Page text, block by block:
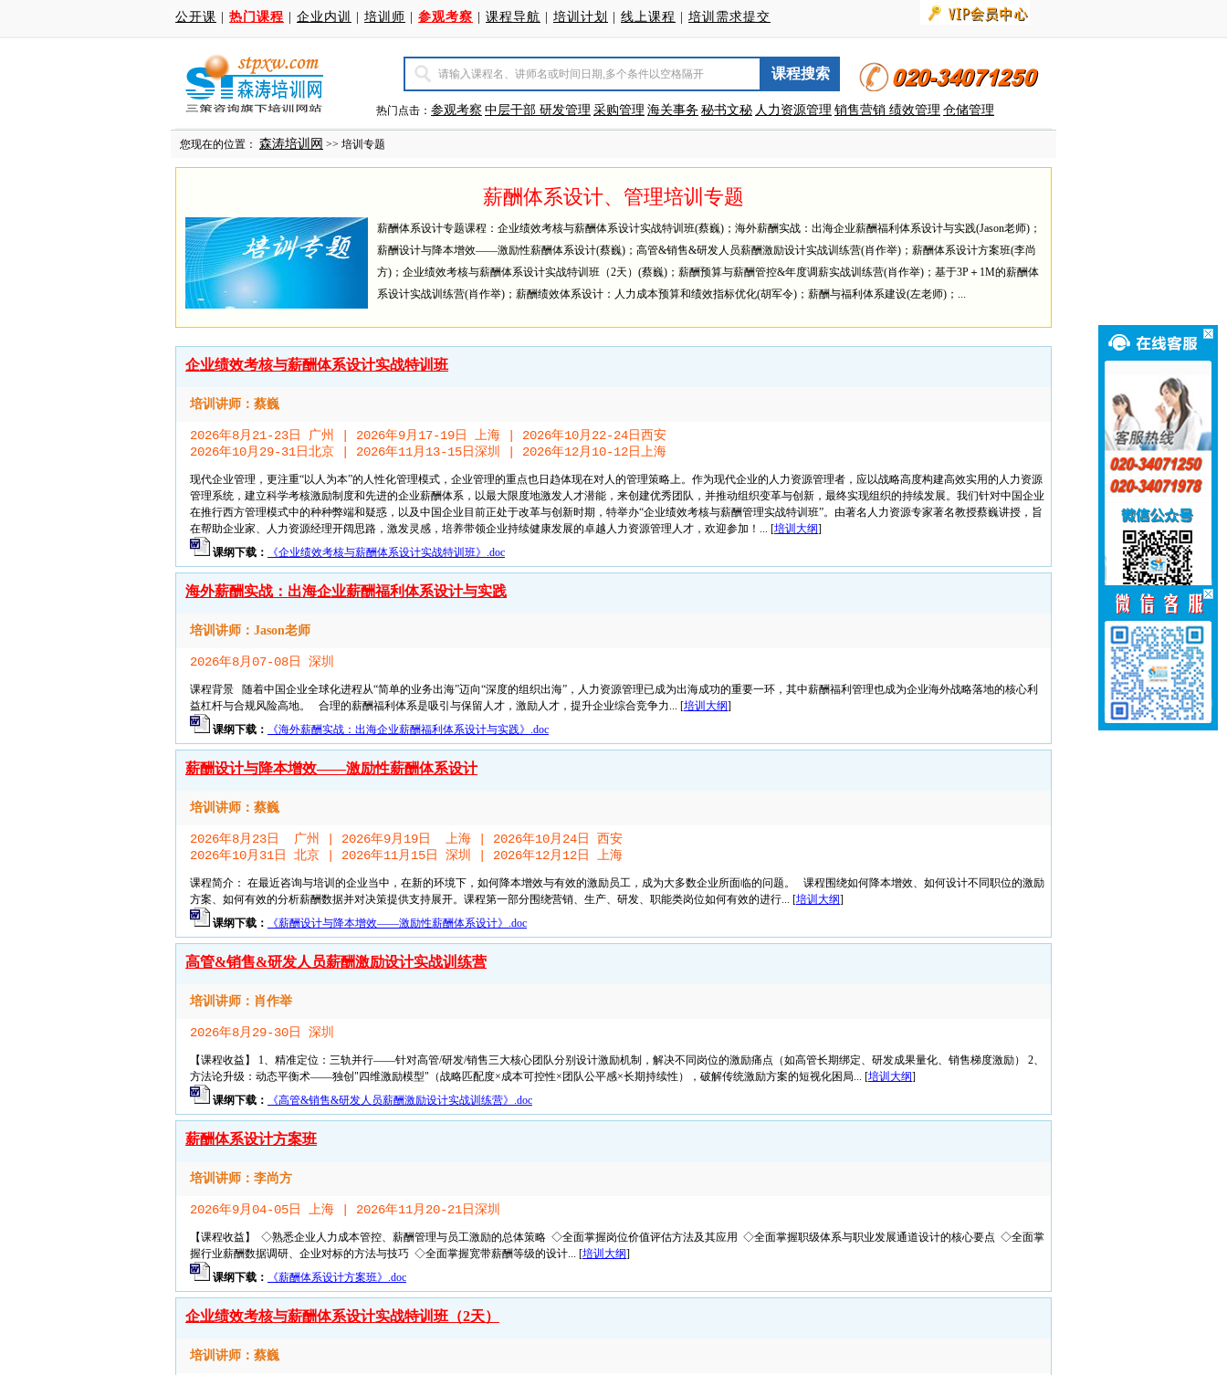
公开课 热门课程 企业内训 培训师 参观考察 课程导航 培训计划 线上课程 培训需求提交
热门点击： 参观考察 中层干部 研发管理 采购管理 海关事务 秘书文秘 人力资源管理 销售营销 绩效管理 仓储管理
您现在的位置： 森涛培训网 >> 培训专题
薪酬体系设计、管理培训专题
薪酬体系设计专题课程：企业绩效考核与薪酬体系设计实战特训班(蔡巍)；海外薪酬实战：出海企业薪酬福利体系设计与实践(Jason老师)；
薪酬设计与降本增效——激励性薪酬体系设计(蔡巍)；高管&销售&研发人员薪酬激励设计实战训练营(肖作举)；薪酬体系设计方案班(李尚
方)；企业绩效考核与薪酬体系设计实战特训班（2天）(蔡巍)；薪酬预算与薪酬管控&年度调薪实战训练营(肖作举)；基于3P＋1M的薪酬体
系设计实战训练营(肖作举)；薪酬绩效体系设计：人力成本预算和绩效指标优化(胡军令)；薪酬与福利体系建设(左老师)；...
企业绩效考核与薪酬体系设计实战特训班
培训讲师：蔡巍
2026年8月21-23日 广州 | 2026年9月17-19日 上海 | 2026年10月22-24日西安
2026年10月29-31日北京 | 2026年11月13-15日深圳 | 2026年12月10-12日上海
现代企业管理，更注重“以人为本”的人性化管理模式，企业管理的重点也日趋体现在对人的管理策略上。作为现代企业的人力资源管理者，应以战略高度构建高效实用的人力资源
管理系统，建立科学考核激励制度和先进的企业薪酬体系，以最大限度地激发人才潜能，来创建优秀团队，并推动组织变革与创新，最终实现组织的持续发展。我们针对中国企业
在推行西方管理模式中的种种弊端和疑惑，以及中国企业目前正处于改革与创新时期，特举办“企业绩效考核与薪酬管理实战特训班”。由著名人力资源专家著名教授蔡巍讲授，旨
在帮助企业家、人力资源经理开阔思路，激发灵感，培养带领企业持续健康发展的卓越人力资源管理人才，欢迎参加！... [培训大纲]
课纲下载：
《企业绩效考核与薪酬体系设计实战特训班》.doc
海外薪酬实战：出海企业薪酬福利体系设计与实践
培训讲师：Jason老师
2026年8月07-08日 深圳
课程背景 随着中国企业全球化进程从“简单的业务出海”迈向“深度的组织出海”，人力资源管理已成为出海成功的重要一环，其中薪酬福利管理也成为企业海外战略落地的核心利
益杠杆与合规风险高地。 合理的薪酬福利体系是吸引与保留人才，激励人才，提升企业综合竞争力... [培训大纲]
课纲下载：
《海外薪酬实战：出海企业薪酬福利体系设计与实践》.doc
薪酬设计与降本增效——激励性薪酬体系设计
培训讲师：蔡巍
2026年8月23日 广州 | 2026年9月19日 上海 | 2026年10月24日 西安
2026年10月31日 北京 | 2026年11月15日 深圳 | 2026年12月12日 上海
课程简介： 在最近咨询与培训的企业当中，在新的环境下，如何降本增效与有效的激励员工，成为大多数企业所面临的问题。 课程围绕如何降本增效、如何设计不同职位的激励
方案、如何有效的分析薪酬数据并对决策提供支持展开。课程第一部分围绕营销、生产、研发、职能类岗位如何有效的进行... [培训大纲]
课纲下载：
《薪酬设计与降本增效——激励性薪酬体系设计》.doc
高管&销售&研发人员薪酬激励设计实战训练营
培训讲师：肖作举
2026年8月29-30日 深圳
【课程收益】 1、精准定位：三轨并行——针对高管/研发/销售三大核心团队分别设计激励机制，解决不同岗位的激励痛点（如高管长期绑定、研发成果量化、销售梯度激励） 2、
方法论升级：动态平衡术——独创"四维激励模型"（战略匹配度×成本可控性×团队公平感×长期持续性），破解传统激励方案的短视化困局... [培训大纲]
课纲下载：
《高管&销售&研发人员薪酬激励设计实战训练营》.doc
薪酬体系设计方案班
培训讲师：李尚方
2026年9月04-05日 上海 | 2026年11月20-21日深圳
【课程收益】 ◇熟悉企业人力成本管控、薪酬管理与员工激励的总体策略 ◇全面掌握岗位价值评估方法及其应用 ◇全面掌握职级体系与职业发展通道设计的核心要点 ◇全面掌
握行业薪酬数据调研、企业对标的方法与技巧 ◇全面掌握宽带薪酬等级的设计... [培训大纲]
课纲下载：
《薪酬体系设计方案班》.doc
企业绩效考核与薪酬体系设计实战特训班（2天）
培训讲师：蔡巍